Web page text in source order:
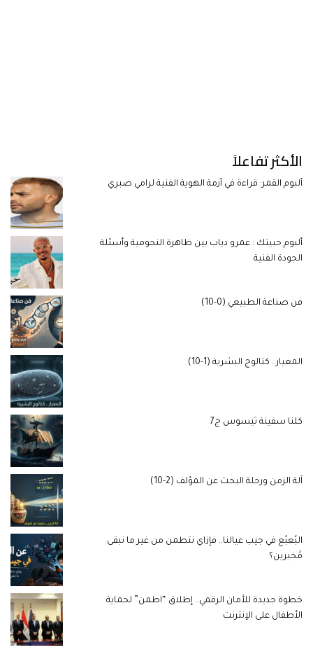
الأكثر تفاعلاً
ألبوم القمر: قراءة في أزمة الهوية الفنية لرامي صبري
ألبوم حبيتك : عمرو دياب بين ظاهرة النجومية وأسئلة
الجودة الفنية
فن صناعة الطبيعي (0-10)
المعيار.. كتالوج البشرية (1-10)
كلنا سفينة ثيسوس ج7
آلة الزمن ورحلة البحث عن المؤلف (2-10)
البُعبُع في جيب عيالنا.. فإزاي نتطمن من غير ما نبقى
مُخبرين؟
خطوة جديدة للأمان الرقمي.. إطلاق “اطمن” لحماية
الأطفال على الإنترنت